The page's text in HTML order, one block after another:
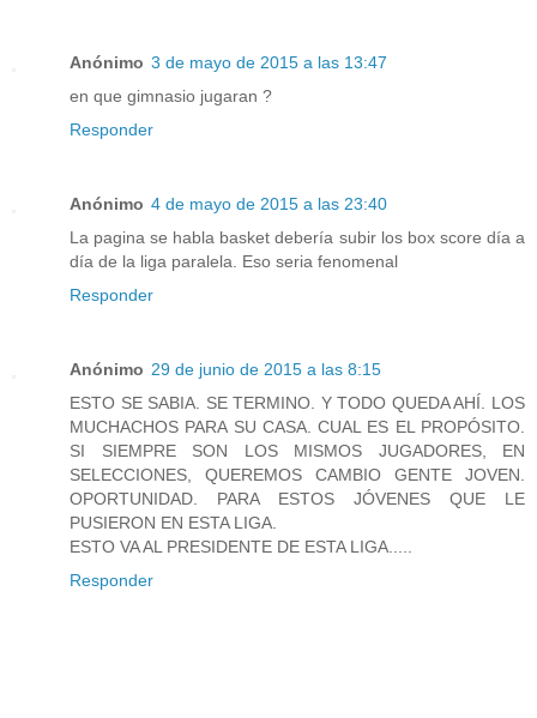
Anónimo 3 de mayo de 2015 a las 13:47
en que gimnasio jugaran ?
Responder
Anónimo 4 de mayo de 2015 a las 23:40
La pagina se habla basket debería subir los box score día a
día de la liga paralela. Eso seria fenomenal
Responder
Anónimo 29 de junio de 2015 a las 8:15
ESTO SE SABIA. SE TERMINO. Y TODO QUEDA AHÍ. LOS
MUCHACHOS PARA SU CASA. CUAL ES EL PROPÓSITO.
SI SIEMPRE SON LOS MISMOS JUGADORES, EN
SELECCIONES, QUEREMOS CAMBIO GENTE JOVEN.
OPORTUNIDAD. PARA ESTOS JÓVENES QUE LE
PUSIERON EN ESTA LIGA.
ESTO VA AL PRESIDENTE DE ESTA LIGA.....
Responder